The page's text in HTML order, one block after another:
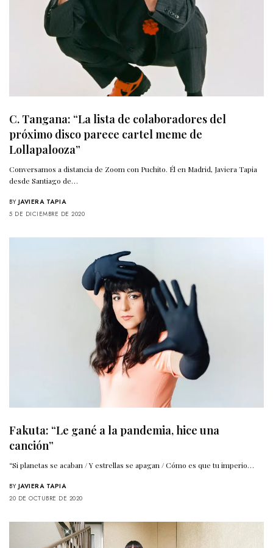
C. Tangana: “La lista de colaboradores del
próximo disco parece cartel meme de
Lollapalooza”
Conversamos a distancia de Zoom con Puchito. Él en Madrid, Javiera Tapia
desde Santiago de…
BY JAVIERA TAPIA
5 DE DICIEMBRE DE 2020
Fakuta: “Le gané a la pandemia, hice una
canción”
“Si planetas se acaban / Y estrellas se apagan / Cómo es que tu imperio…
BY JAVIERA TAPIA
20 DE OCTUBRE DE 2020